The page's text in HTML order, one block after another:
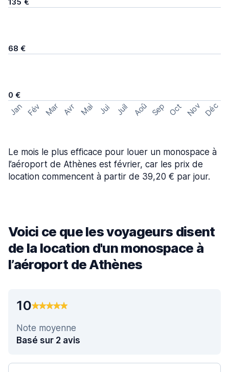
68 €
0 €
Jan Fév Mar Avr Mai Jui Juil Aoû Sep Oct Nov Déc
Le mois le plus efficace pour louer un monospace à
l’aéroport de Athènes est février, car les prix de
location commencent à partir de 39,20 € par jour.
Voici ce que les voyageurs disent
de la location d'un monospace à
l’aéroport de Athènes
10
Note moyenne
Basé sur 2 avis